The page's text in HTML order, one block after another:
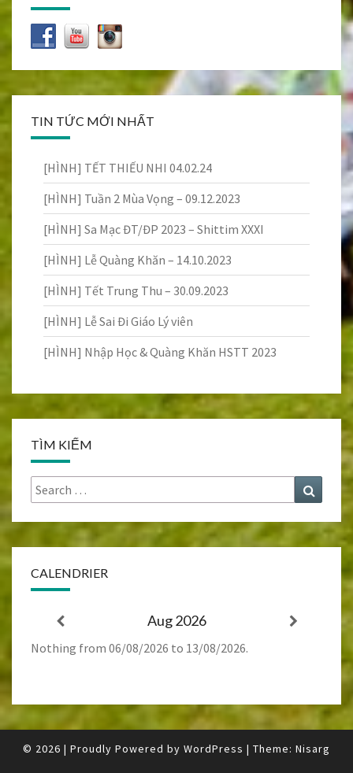
TIN TỨC MỚI NHẤT
[HÌNH] TẾT THIẾU NHI 04.02.24
[HÌNH] Tuần 2 Mùa Vọng – 09.12.2023
[HÌNH] Sa Mạc ĐT/ĐP 2023 – Shittim XXXI
[HÌNH] Lễ Quàng Khăn – 14.10.2023
[HÌNH] Tết Trung Thu – 30.09.2023
[HÌNH] Lễ Sai Đi Giáo Lý viên
[HÌNH] Nhập Học & Quàng Khăn HSTT 2023
TÌM KIẾM
Search
for:
Search
CALENDRIER
Aug 2026
Nothing from 06/08/2026 to 13/08/2026.
© 2026 | Proudly Powered by WordPress | Theme: Nisarg